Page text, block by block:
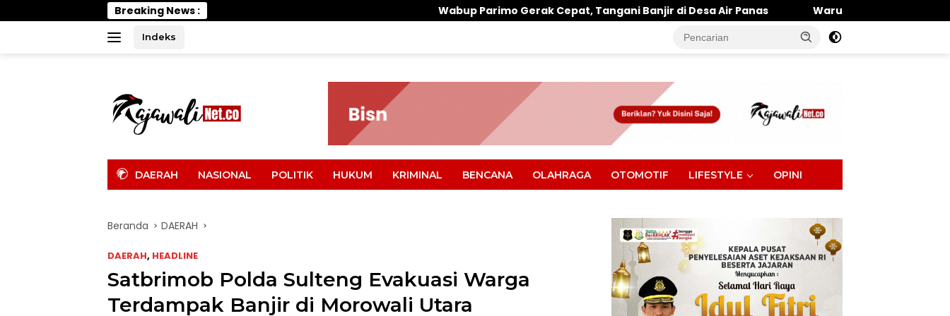
ke
Breaking News : Wabup Parimo Gerak Cepat, Tangani Banjir di Desa Air Panas Warung Makan Dipantai Khatulistiwa
Indeks
DAERAH NASIONAL POLITIK HUKUM KRIMINAL BENCANA OLAHRAGA OTOMOTIF LIFESTYLE OPINI
Beranda DAERAH
DAERAH, HEADLINE
Satbrimob Polda Sulteng Evakuasi Warga
Terdampak Banjir di Morowali Utara